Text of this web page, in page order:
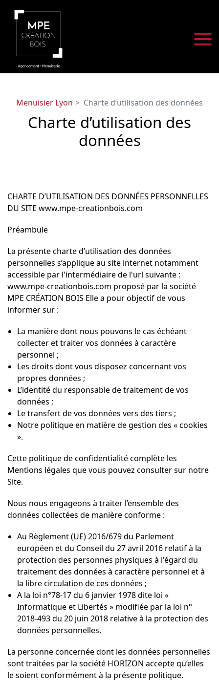
Menuisier Lyon Charte d’utilisation des données
Charte d’utilisation des
données
CHARTE D’UTILISATION DES DONNÉES PERSONNELLES
DU SITE www.mpe-creationbois.com
Préambule
La présente charte d’utilisation des données
personnelles s’applique au site internet notamment
accessible par l'intermédiaire de l'url suivante :
www.mpe-creationbois.com proposé par la société
MPE CRÉATION BOIS Elle a pour objectif de vous
informer sur :
La manière dont nous pouvons le cas échéant
collecter et traiter vos données à caractère
personnel ;
Les droits dont vous disposez concernant vos
propres données ;
L’identité du responsable de traitement de vos
données ;
Le transfert de vos données vers des tiers ;
Notre politique en matière de gestion des « cookies
».
Cette politique de confidentialité complète les
Mentions légales que vous pouvez consulter sur notre
Site.
Nous nous engageons à traiter l’ensemble des
données collectées de manière conforme :
Au Règlement (UE) 2016/679 du Parlement
européen et du Conseil du 27 avril 2016 relatif à la
protection des personnes physiques à l'égard du
traitement des données à caractère personnel et à
la libre circulation de ces données ;
A la loi n°78-17 du 6 janvier 1978 dite loi «
Informatique et Libertés » modifiée par la loi n°
2018-493 du 20 juin 2018 relative à la protection des
données personnelles.
La personne concernée dont les données personnelles
sont traitées par la société HORIZON accepte qu’elles
le soient conformément à la présente politique.